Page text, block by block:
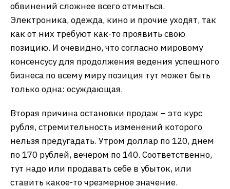
обвинений сложнее всего отмыться.
Электроника, одежда, кино и прочие уходят, так
как от них требуют как-то проявить свою
позицию. И очевидно, что согласно мировому
консенсусу для продолжения ведения успешного
бизнеса по всему миру позиция тут может быть
только одна: осуждающая.
Вторая причина остановки продаж – это курс
рубля, стремительность изменений которого
нельзя предугадать. Утром доллар по 120, днем
по 170 рублей, вечером по 140. Соответственно,
тут надо или продавать себе в убыток, или
ставить какое-то чрезмерное значение.